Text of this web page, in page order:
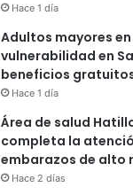
Hace 1 día
Adultos mayores
vulnerabilidad en
beneficios
Hace 1 día
Área de salud
completa la
embarazos de alto
Hace 2 días